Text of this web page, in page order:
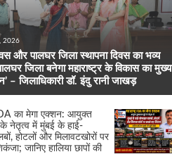
2026
और पालघर जिला स्थापना दिवस का भव्य
जिला बनेगा महाराष्ट्र के विकास का मुख्य
– जिलाधिकारी डॉ. इंदु रानी जाखड़
का मेगा एक्शन: आयुक्त
के नेतृत्व में मुंबई के हाई-
होटलों और मिलावटखोरों पर
जानिए हालिया छापों की